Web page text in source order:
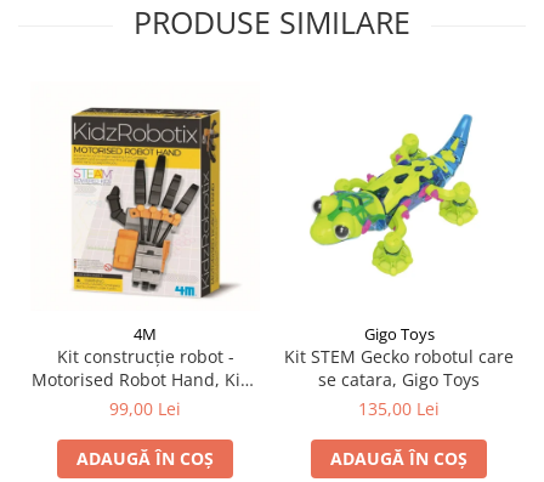
PRODUSE SIMILARE
4M
Kit construcție robot -
Motorised Robot Hand, Kidz
Robotix
99,00 Lei
ADAUGĂ ÎN COȘ
Gigo Toys
Kit STEM Gecko robotul care
se catara, Gigo Toys
135,00 Lei
ADAUGĂ ÎN COȘ